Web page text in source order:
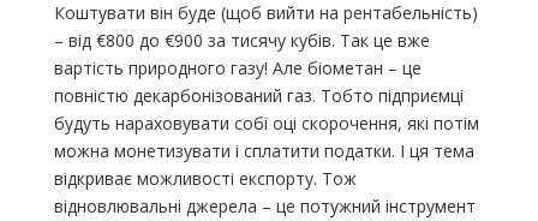
Коштувати він буде (щоб вийти на рентабельність)
– від €800 до €900 за тисячу кубів. Так це вже
вартість природного газу! Але біометан – це
повністю декарбонізований газ. Тобто підприємці
будуть нараховувати собі оці скорочення, які потім
можна монетизувати і сплатити податки. І ця тема
відкриває можливості експорту. Тож
відновлювальні джерела – це потужний інструмент